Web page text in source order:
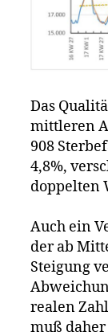
Das
mittleren
908
4,8%,
doppelten
Auch ein
der ab
Steigung
realen
muß